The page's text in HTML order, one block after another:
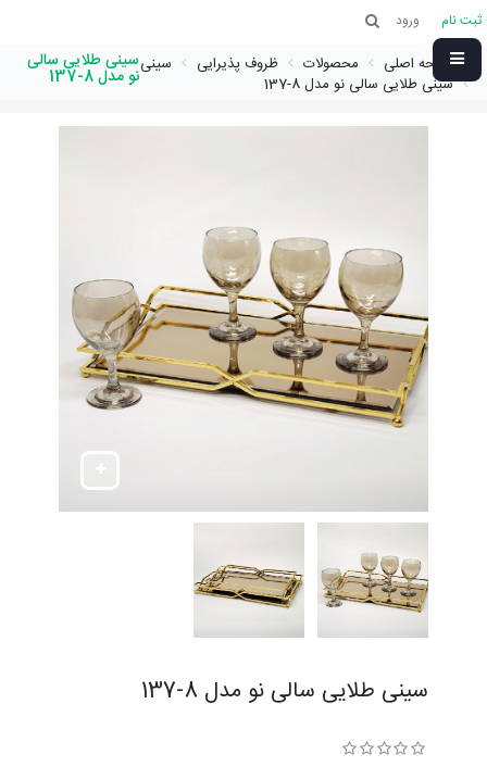
ثبت نام ورود
صفحه اصلی محصولات ظروف پذیرایی
سینی
سینی طلایی سالی نو مدل 8-137
سینی طلایی سالی
نو مدل 8-137
سینی طلایی سالی نو مدل 8-137